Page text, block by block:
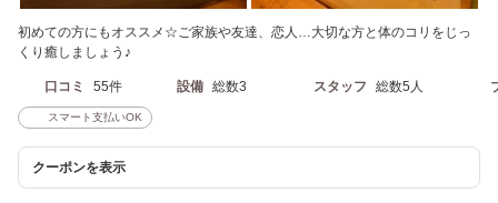
初めての方にもオススメ☆ご家族や友達、恋人…大切な方と体のコリをじっ
くり癒しましょう♪
口コミ 55件 設備 総数3 スタッフ 総数5人
スマート支払いOK
クーポンを表示